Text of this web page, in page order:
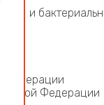
и
Федерации
Федерации